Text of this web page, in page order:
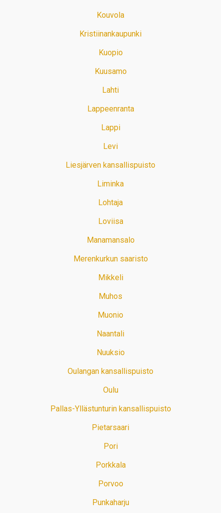
Kouvola
Kristiinankaupunki
Kuopio
Kuusamo
Lahti
Lappeenranta
Lappi
Levi
Liesjärven kansallispuisto
Liminka
Lohtaja
Loviisa
Manamansalo
Merenkurkun saaristo
Mikkeli
Muhos
Muonio
Naantali
Nuuksio
Oulangan kansallispuisto
Oulu
Pallas-Yllästunturin kansallispuisto
Pietarsaari
Pori
Porkkala
Porvoo
Punkaharju